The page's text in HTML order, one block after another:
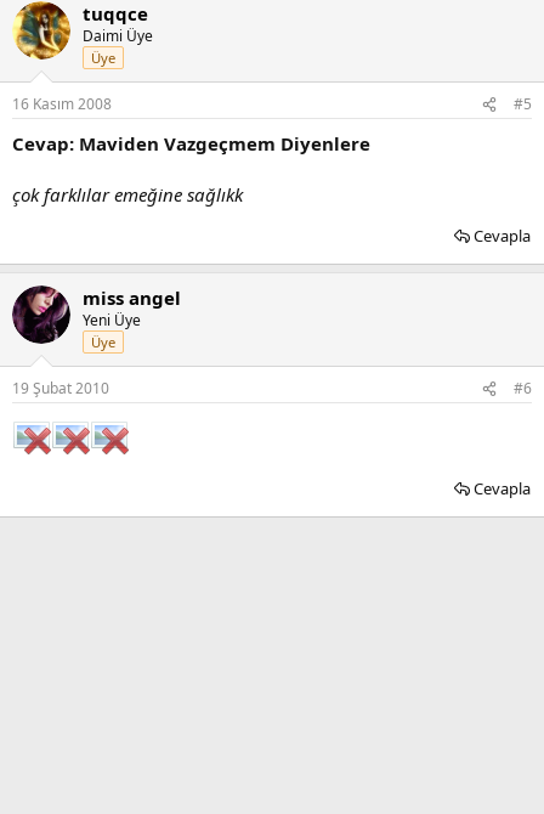
tuqqce
Daimi Üye
Üye
16 Kasım 2008 #5
Cevap: Maviden Vazgeçmem Diyenlere
çok farklılar emeğine sağlıkk
Cevapla
miss angel
Yeni Üye
Üye
19 Şubat 2010 #6
Cevapla